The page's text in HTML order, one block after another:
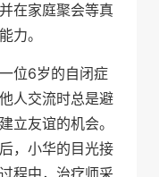
在家庭聚会等真
力。
位6岁的自闭症
人交流时总是避
立友谊的机会。
，小华的目光接
程中，治疗师采